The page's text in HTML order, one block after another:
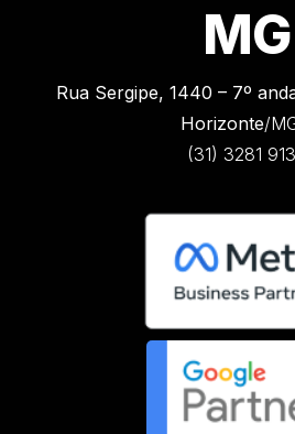
MG
Rua Sergipe, 1440 – 7º
Horizonte/
(31) 3281